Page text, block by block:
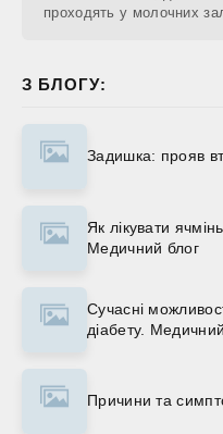
проходять у молочних
З БЛОГУ:
Задишка: прояв
Як лікувати
Медичний блог
Сучасні
діабету.
Причини та